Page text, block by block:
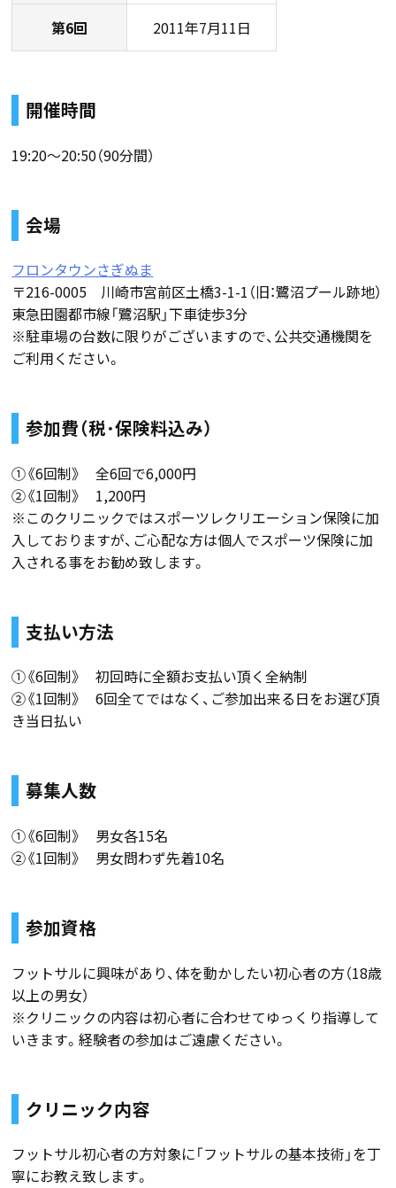
第6回 2011年7月11日
開催時間
19:20〜20:50（90分間）
会場
フロンタウンさぎぬま
〒216-0005 川崎市宮前区土橋3-1-1（旧：鷺沼プール跡地）
東急田園都市線「鷺沼駅」下車徒歩3分
※駐車場の台数に限りがございますので、公共交通機関を
ご利用ください。
参加費（税･保険料込み）
①《6回制》 全6回で6,000円
②《1回制》 1,200円
※このクリニックではスポーツレクリエーション保険に加
入しておりますが、ご心配な方は個人でスポーツ保険に加
入される事をお勧め致します。
支払い方法
①《6回制》 初回時に全額お支払い頂く全納制
②《1回制》 6回全てではなく、ご参加出来る日をお選び頂
き当日払い
募集人数
①《6回制》 男女各15名
②《1回制》 男女問わず先着10名
参加資格
フットサルに興味があり、体を動かしたい初心者の方（18歳
以上の男女）
※クリニックの内容は初心者に合わせてゆっくり指導して
いきます。経験者の参加はご遠慮ください。
クリニック内容
フットサル初心者の方対象に「フットサルの基本技術」を丁
寧にお教え致します。